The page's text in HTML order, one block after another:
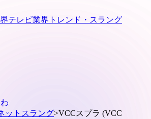
テレビ業界 トレンド・スラング
わ
ットスラング>VCCスプラ (VCC